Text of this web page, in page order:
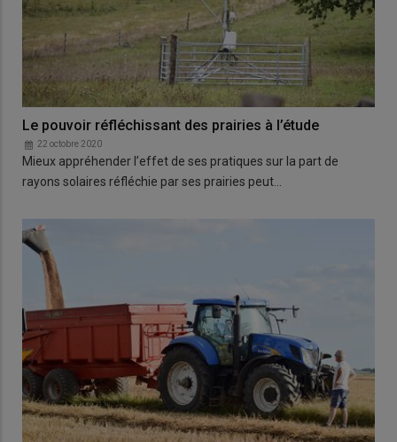
Le pouvoir réfléchissant des prairies à l’étude
22 octobre 2020
Mieux appréhender l’effet de ses pratiques sur la part de
rayons solaires réfléchie par ses prairies peut…